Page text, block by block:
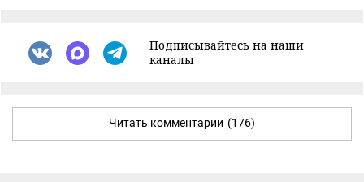
Подписывайтесь на наши
каналы
Читать комментарии (176)